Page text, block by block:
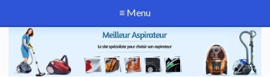
≡ Menu